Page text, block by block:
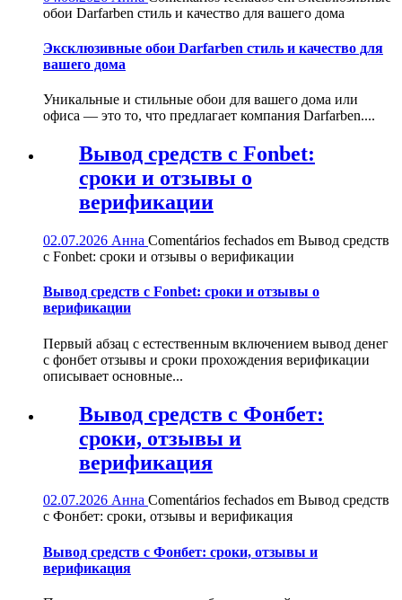
обои Darfarben стиль и качество для вашего дома
Эксклюзивные обои Darfarben стиль и качество для
вашего дома
Уникальные и стильные обои для вашего дома или
офиса — это то, что предлагает компания Darfarben....
Вывод средств с Fonbet:
сроки и отзывы о
верификации
02.07.2026 Анна Comentários fechados em Вывод средств
с Fonbet: сроки и отзывы о верификации
Вывод средств с Fonbet: сроки и отзывы о
верификации
Первый абзац с естественным включением вывод денег
с фонбет отзывы и сроки прохождения верификации
описывает основные...
Вывод средств с Фонбет:
сроки, отзывы и
верификация
02.07.2026 Анна Comentários fechados em Вывод средств
с Фонбет: сроки, отзывы и верификация
Вывод средств с Фонбет: сроки, отзывы и
верификация